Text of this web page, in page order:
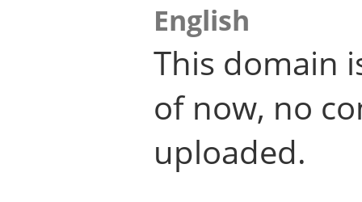
English
This domain
of now, no
uploaded.